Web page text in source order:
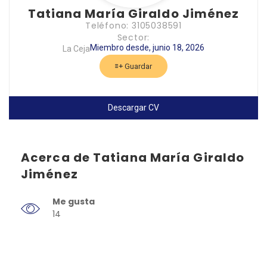
Tatiana María Giraldo Jiménez
Teléfono: 3105038591
Sector:
La CejaMiembro desde, junio 18, 2026
Guardar
Descargar CV
Acerca de Tatiana María Giraldo
Jiménez
Me gusta
14